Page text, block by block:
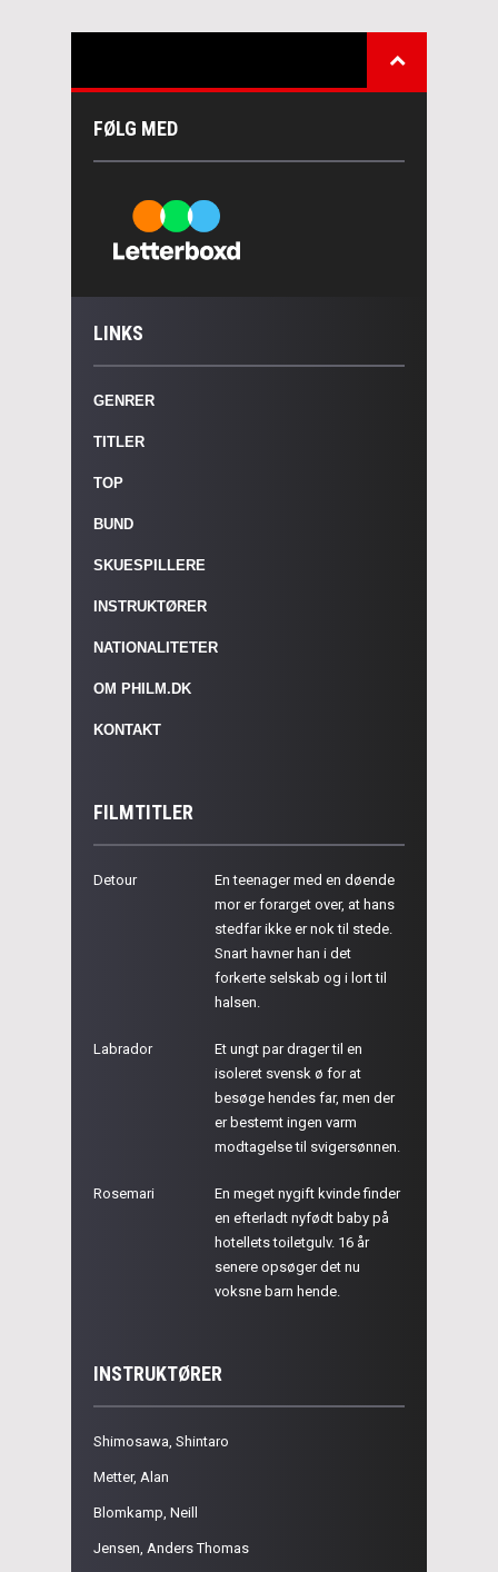
FØLG MED
LINKS
GENRER
TITLER
TOP
BUND
SKUESPILLERE
INSTRUKTØRER
NATIONALITETER
OM PHILM.DK
KONTAKT
FILMTITLER
Detour
En teenager med en døende
mor er forarget over, at hans
stedfar ikke er nok til stede.
Snart havner han i det
forkerte selskab og i lort til
halsen.
Labrador
Et ungt par drager til en
isoleret svensk ø for at
besøge hendes far, men der
er bestemt ingen varm
modtagelse til svigersønnen.
Rosemari
En meget nygift kvinde finder
en efterladt nyfødt baby på
hotellets toiletgulv. 16 år
senere opsøger det nu
voksne barn hende.
INSTRUKTØRER
Shimosawa, Shintaro
Metter, Alan
Blomkamp, Neill
Jensen, Anders Thomas